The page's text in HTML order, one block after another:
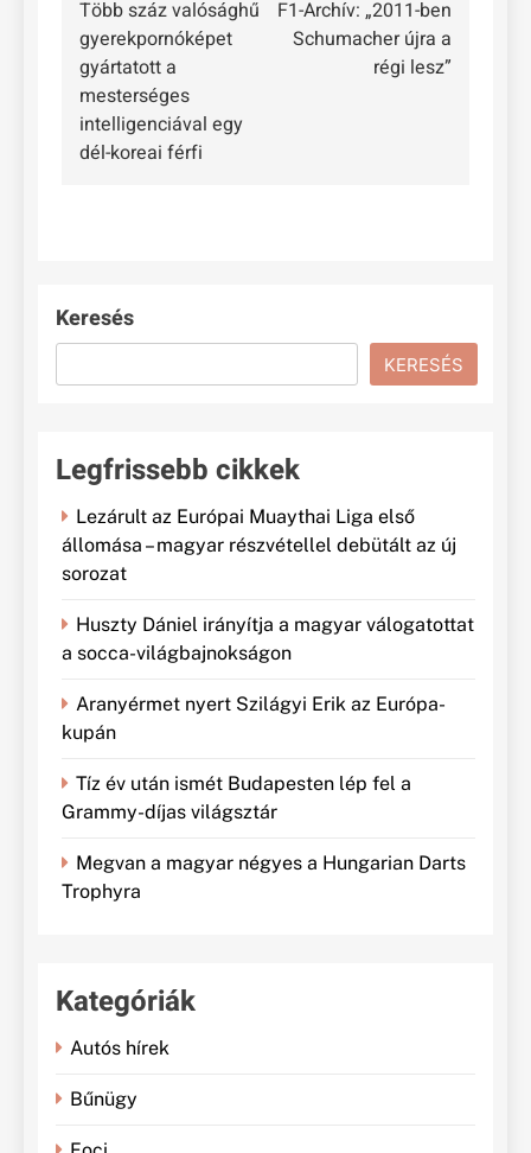
navigáció
Több száz valósághű
gyerekpornóképet
gyártatott a
mesterséges
intelligenciával egy
dél-koreai férfi
F1-Archív: „2011-ben
Schumacher újra a
régi lesz”
Keresés
KERESÉS
Legfrissebb cikkek
Lezárult az Európai Muaythai Liga első
állomása – magyar részvétellel debütált az új
sorozat
Huszty Dániel irányítja a magyar válogatottat
a socca-világbajnokságon
Aranyérmet nyert Szilágyi Erik az Európa-
kupán
Tíz év után ismét Budapesten lép fel a
Grammy-díjas világsztár
Megvan a magyar négyes a Hungarian Darts
Trophyra
Kategóriák
Autós hírek
Bűnügy